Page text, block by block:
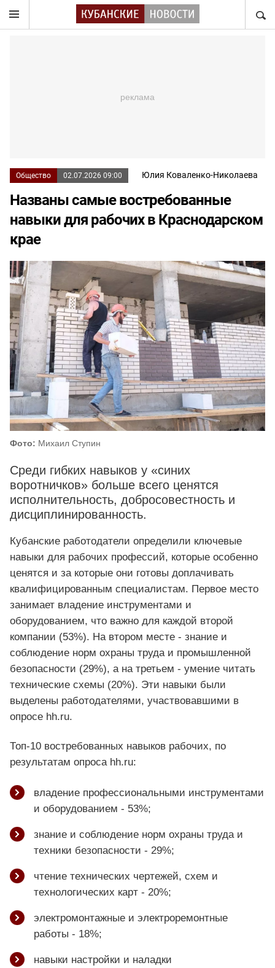
Общество 02.07.2026 09:00 Юлия Коваленко-Николаева
Названы самые востребованные
навыки для рабочих в Краснодарском
крае
Фото: Михаил Ступин
Среди гибких навыков у «синих
воротничков» больше всего ценятся
исполнительность, добросовестность и
дисциплинированность.
Кубанские работодатели определили ключевые
навыки для рабочих профессий, которые особенно
ценятся и за которые они готовы доплачивать
квалифицированным специалистам. Первое место
занимает владение инструментами и
оборудованием, что важно для каждой второй
компании (53%). На втором месте - знание и
соблюдение норм охраны труда и промышленной
безопасности (29%), а на третьем - умение читать
технические схемы (20%). Эти навыки были
выделены работодателями, участвовавшими в
опросе hh.ru.
Топ-10 востребованных навыков рабочих, по
результатам опроса hh.ru:
владение профессиональными инструментами
и оборудованием - 53%;
знание и соблюдение норм охраны труда и
техники безопасности - 29%;
чтение технических чертежей, схем и
технологических карт - 20%;
электромонтажные и электроремонтные
работы - 18%;
навыки настройки и наладки